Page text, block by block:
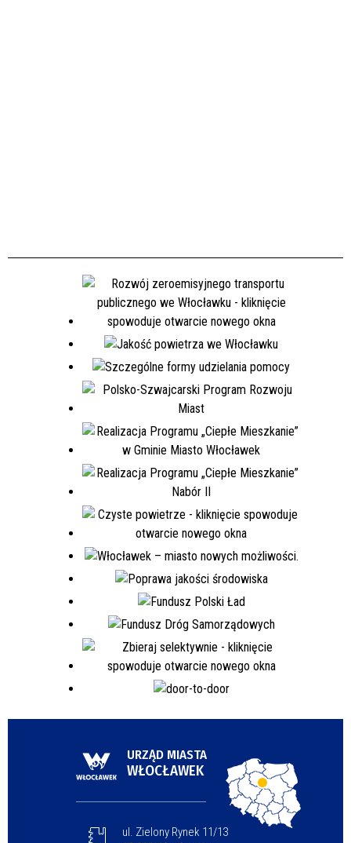
URZĄD MIASTA
WŁOCŁAWEK
ul. Zielony Rynek 11/13